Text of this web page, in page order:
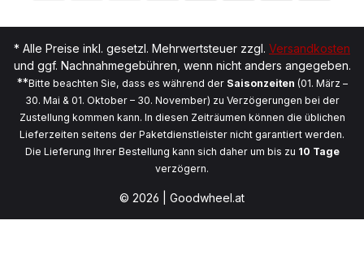
* Alle Preise inkl. gesetzl. Mehrwertsteuer zzgl. Versandkosten
und ggf. Nachnahmegebühren, wenn nicht anders angegeben.
**Bitte beachten Sie, dass es während der Saisonzeiten (01. März –
30. Mai & 01. Oktober – 30. November) zu Verzögerungen bei der
Zustellung kommen kann. In diesen Zeiträumen können die üblichen
Lieferzeiten seitens der Paketdienstleister nicht garantiert werden.
Die Lieferung Ihrer Bestellung kann sich daher um bis zu 10 Tage
verzögern.
© 2026 | Goodwheel.at